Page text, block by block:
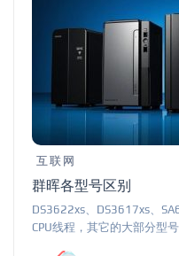
互联网
群晖各型号区别
DS3622xs、DS3617xs、
CPU线程，其它的大部分型